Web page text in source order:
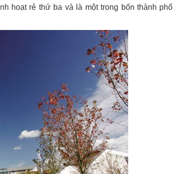
hoạt rẻ thứ ba và là một trong bốn thành phố